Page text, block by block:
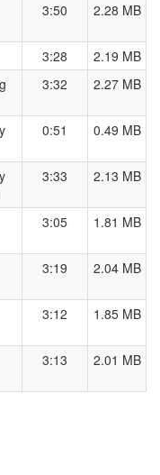
3:50 2.28 MB
3:28
2.19 MB
3:32 2.27 MB
0:51 0.49 MB
3:33 2.13 MB
3:05 1.81 MB
3:19 2.04 MB
3:12 1.85 MB
3:13 2.01 MB